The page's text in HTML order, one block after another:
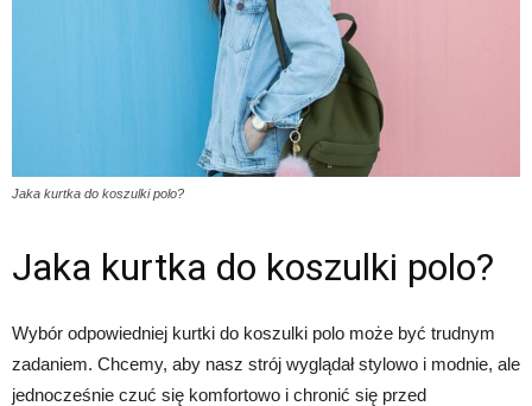
Jaka kurtka do koszulki polo?
Jaka kurtka do koszulki polo?
Wybór odpowiedniej kurtki do koszulki polo może być trudnym
zadaniem. Chcemy, aby nasz strój wyglądał stylowo i modnie, ale
jednocześnie czuć się komfortowo i chronić się przed